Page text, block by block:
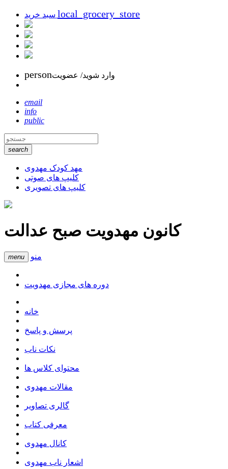
local_grocery_store
personوارد شوید/ عضویت
email
info
public
search
مهد کودک مهدوی
کلیپ های صوتی
کلیپ های تصویری
کانون مهدویت صبح عدالت
menu منو
دوره های مجازی مهدویت
خانه
پرسش و پاسخ
نکات ناب
محتوای کلاس ها
مقالات مهدوی
گالری تصاویر
معرفی کتاب
کانال مهدوی
اشعار ناب مهدوی